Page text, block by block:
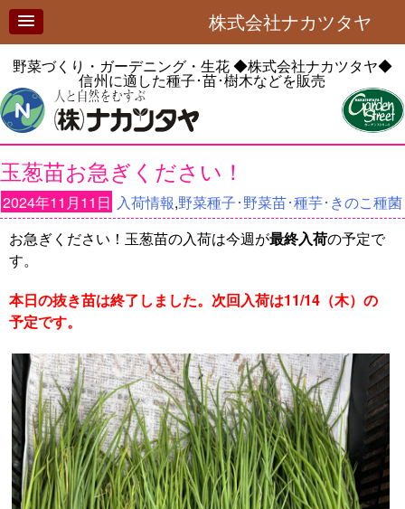
株式会社ナカツタヤ
野菜づくり・ガーデニング・生花◆株式会社ナカツタヤ◆
信州に適した種子･苗･樹木などを販売
玉葱苗お急ぎください！
2024年11月11日 入荷情報,野菜種子･野菜苗･種芋･きのこ種菌
お急ぎください！玉葱苗の入荷は今週が最終入荷の予定で
す。
本日の抜き苗は終了しました。次回入荷は11/14（木）の
予定です。